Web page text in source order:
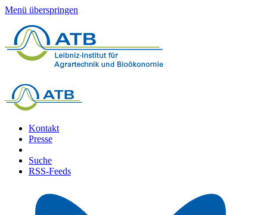
Menü überspringen
Kontakt
Presse
Suche
RSS-Feeds